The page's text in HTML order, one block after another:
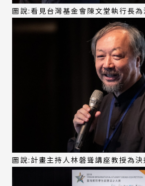
圖說:看見台灣基金會陳文堂執行長
圖說:計畫主持人林磐聳講座教授為